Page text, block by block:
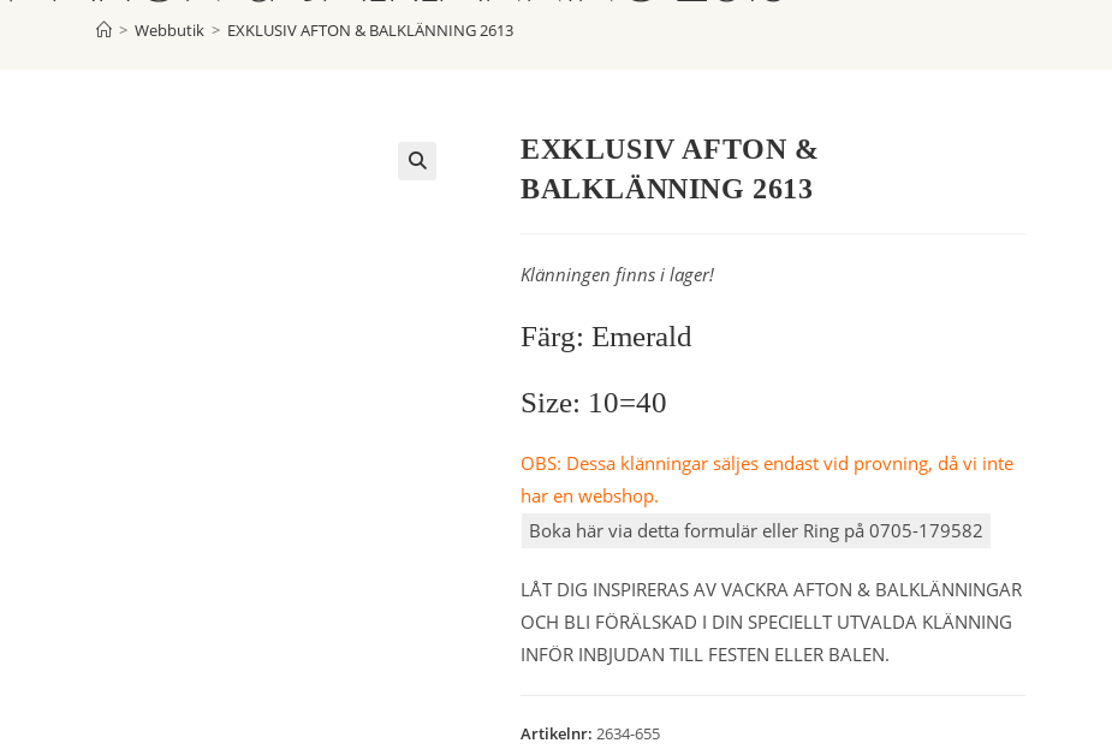
> Webbutik > EXKLUSIV AFTON & BALKLÄNNING 2613
EXKLUSIV AFTON &
BALKLÄNNING 2613
Klänningen finns i lager!
Färg: Emerald
Size: 10=40
OBS: Dessa klänningar säljes endast vid provning, då vi inte
har en webshop.
Boka här via detta formulär eller Ring på 0705-179582
LÅT DIG INSPIRERAS AV VACKRA AFTON & BALKLÄNNINGAR
OCH BLI FÖRÄLSKAD I DIN SPECIELLT UTVALDA KLÄNNING
INFÖR INBJUDAN TILL FESTEN ELLER BALEN.
Artikelnr: 2634-655